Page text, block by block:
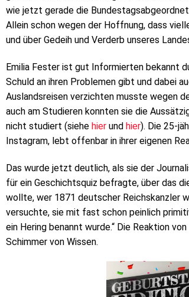
wie jetzt gerade die
Allein schon wegen der Hoffnung, dass
und über Gedeih und Verderb unseres
Emilia Fester ist gut Informierten bekannt
Schuld an ihren Problemen gibt und dabei
Auslandsreisen verzichten musste wegen
auch am Studieren konnten sie die
nicht studiert (siehe hier und hier). Die 25-
Instagram, lebt offenbar in ihrer eigenen
Das wurde jetzt deutlich, als sie der
für ein Geschichtsquiz befragte, über das
wollte, wer 1871 deutscher Reichskanzler
versuchte, sie mit fast schon peinlich
ein Hering benannt wurde.“ Die Reaktion
Schimmer von Wissen.